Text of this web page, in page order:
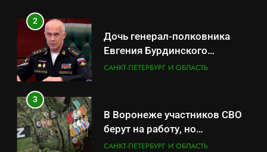
2
Дочь генерал-полковника
Евгения Бурдинского
оказывает платные услуги по
САНКТ-ПЕТЕРБУРГ И ОБЛАСТЬ
3
В Воронеже участников СВО
берут на работу, но
удержаться удаётся не всем
САНКТ-ПЕТЕРБУРГ И ОБЛАСТЬ